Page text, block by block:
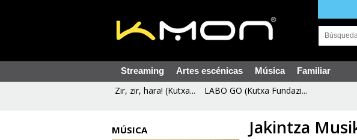
Streaming Artes escénicas Música Familiar
Zir, zir, hara! (Kutxa... LABO GO (Kutxa Fundazi...
MÚSICA Jakintza